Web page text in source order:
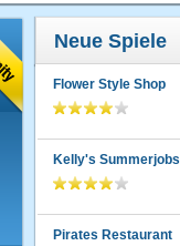
Neue Spiele
Flower Style Shop
Kelly's Summerjobs
Pirates Restaurant